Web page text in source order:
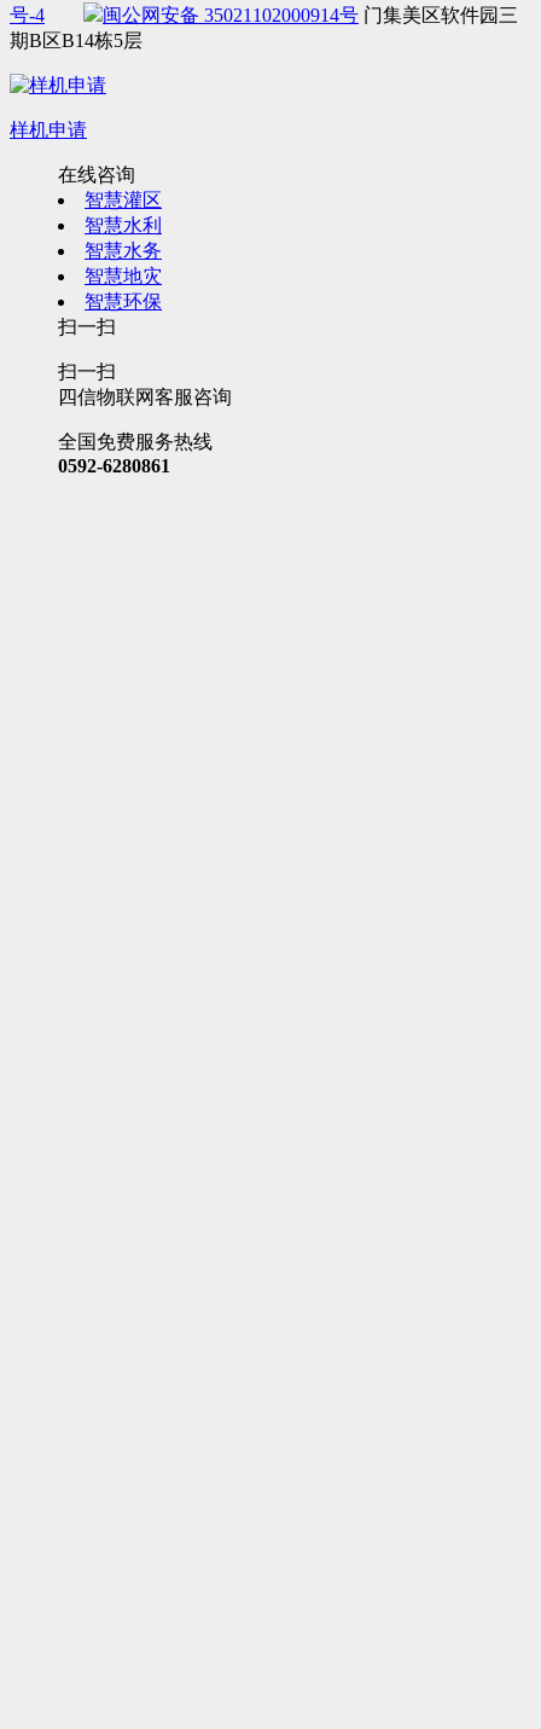
号-4 闽公网安备 35021102000914号 门集美区软件园三
期B区B14栋5层
样机申请
在线咨询
智慧灌区
智慧水利
智慧水务
智慧地灾
智慧环保
扫一扫
扫一扫
四信物联网客服咨询
全国免费服务热线
0592-6280861